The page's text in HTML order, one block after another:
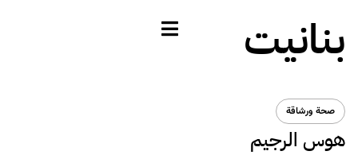
بنانيت
صحة ورشاقة
هوس الرجيم